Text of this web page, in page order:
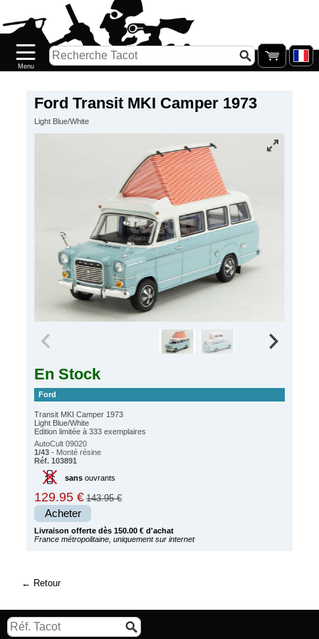
Ford Transit MKI Camper 1973
Light Blue/White
En Stock
Ford
Transit MKI Camper 1973
Light Blue/White
Edition limitée à 333 exemplaires
AutoCult 09020
1/43 - Monté résine
Réf. 103891
sansouvrants
129.95 € 143.95 €
Acheter
Livraison offerte dès 150.00 € d'achat
France métropolitaine, uniquement sur internet
Retour
Nouveautés
Catalogue/Stock
PETITS